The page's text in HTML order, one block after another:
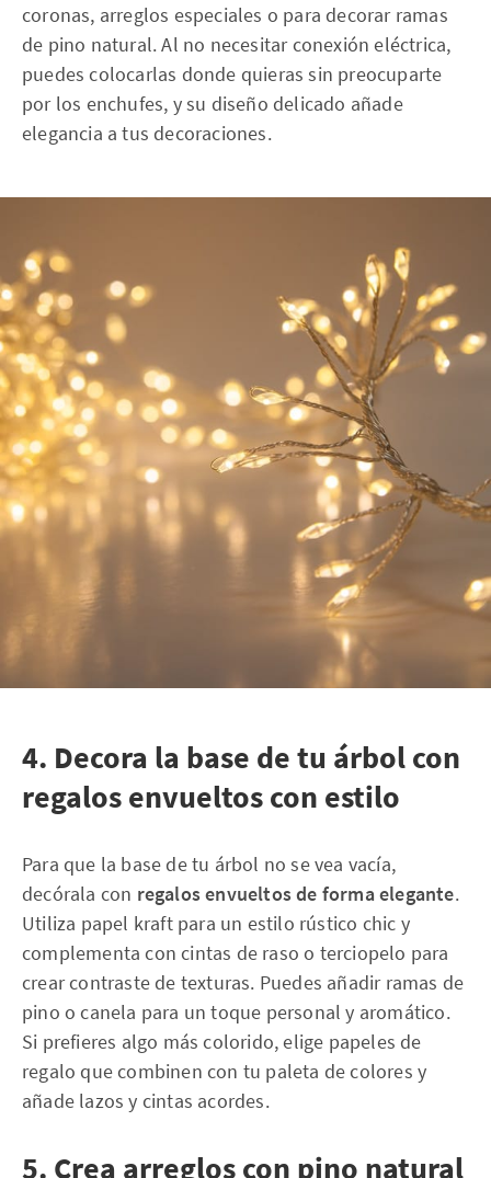
coronas, arreglos especiales o para decorar ramas
de pino natural. Al no necesitar conexión eléctrica,
puedes colocarlas donde quieras sin preocuparte
por los enchufes, y su diseño delicado añade
elegancia a tus decoraciones.
4. Decora la base de tu árbol con
regalos envueltos con estilo
Para que la base de tu árbol no se vea vacía,
decórala con regalos envueltos de forma elegante.
Utiliza papel kraft para un estilo rústico chic y
complementa con cintas de raso o terciopelo para
crear contraste de texturas. Puedes añadir ramas de
pino o canela para un toque personal y aromático.
Si prefieres algo más colorido, elige papeles de
regalo que combinen con tu paleta de colores y
añade lazos y cintas acordes.
5. Crea arreglos con pino natural